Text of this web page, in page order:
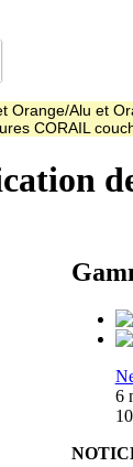
Orange/Alu et
CORAIL
6